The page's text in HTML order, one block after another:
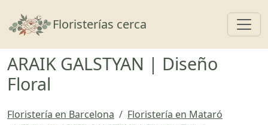
Floristerías cerca
ARAIK GALSTYAN | Diseño
Floral
Floristería en Barcelona
Floristería en Mataró